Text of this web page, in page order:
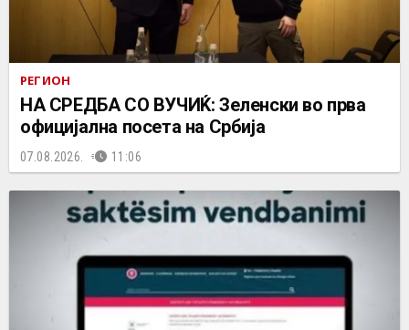
РЕГИОН
НА СРЕДБА СО ВУЧИЌ: Зеленски во прва
официјална посета на Србија
07.08.2026. 11:06